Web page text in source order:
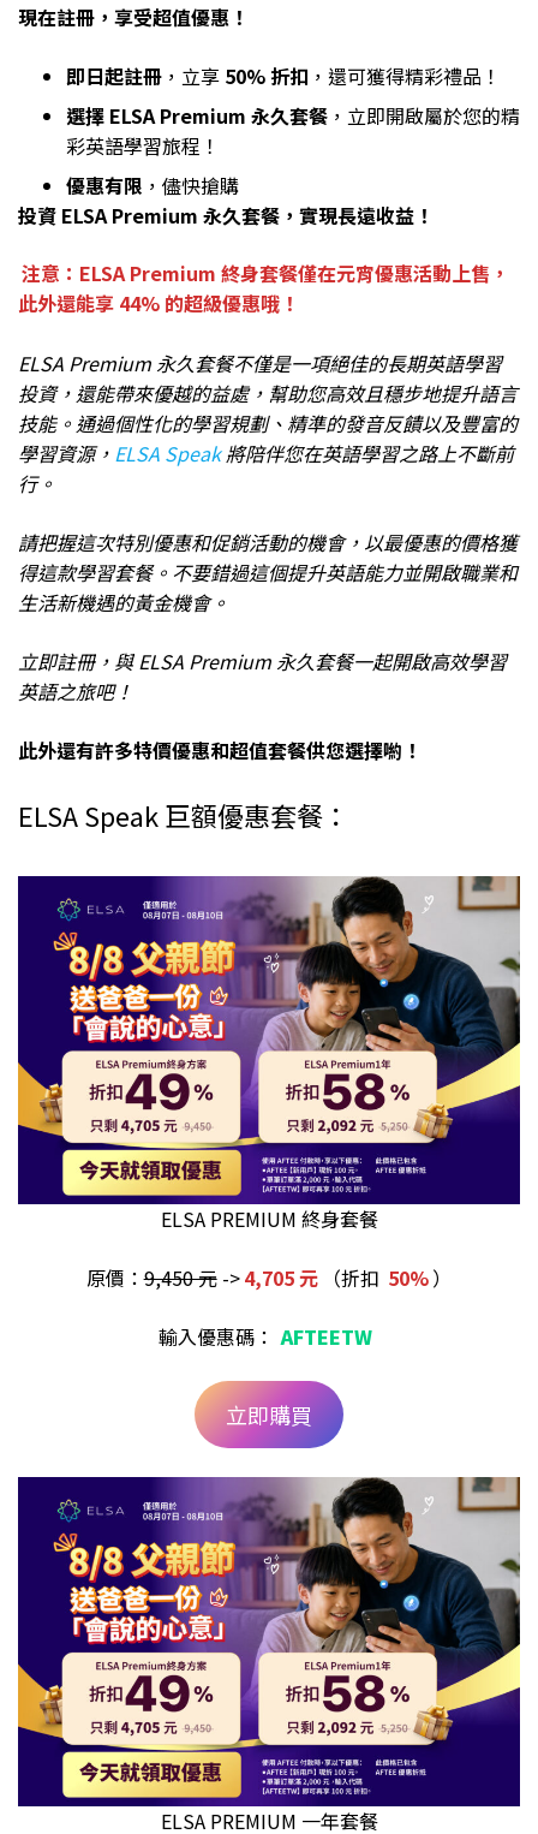
現在註冊，享受超值優惠！
即日起註冊 ，立享 50% 折扣 ，還可獲得精彩禮品！
選擇 ELSA Premium 永久套餐 ，立即開啟屬於您的精
彩英語學習旅程！
優惠有限 ，儘快搶購
投資 ELSA Premium 永久套餐，實現長遠收益！
注意：ELSA Premium 終身套餐僅在元宵優惠活動上售，
此外還能享 44% 的超級優惠哦！
ELSA Premium 永久套餐不僅是一項絕佳的長期英語學習
投資，還能帶來優越的益處，幫助您高效且穩步地提升語言
技能。通過個性化的學習規劃、精準的發音反饋以及豐富的
學習資源， ELSA Speak將陪伴您在英語學習之路上不斷前
行。
請把握這次特別優惠和促銷活動的機會，以最優惠的價格獲
得這款學習套餐。不要錯過這個提升英語能力並開啟職業和
生活新機遇的黃金機會。
立即註冊，與 ELSA Premium 永久套餐一起開啟高效學習
英語之旅吧！
此外還有許多特價優惠和超值套餐供您選擇喲！
ELSA Speak 巨額優惠套餐：
ELSA PREMIUM 終身套餐
原價：9,450 元->4,705 元 （折扣 50%）
輸入優惠碼： AFTEETW
立即購買
ELSA PREMIUM 一年套餐